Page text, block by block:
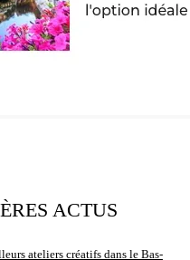
ACTUS
ateliers créatifs dans le Bas-